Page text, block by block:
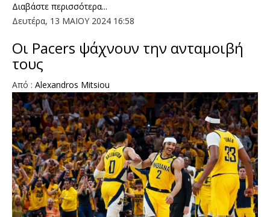
Διαβάστε περισσότερα...
Δευτέρα, 13 ΜΑΙΟΥ 2024 16:58
Οι Pacers ψάχνουν την ανταμοιβή
τους
Aπό : Alexandros Mitsiou